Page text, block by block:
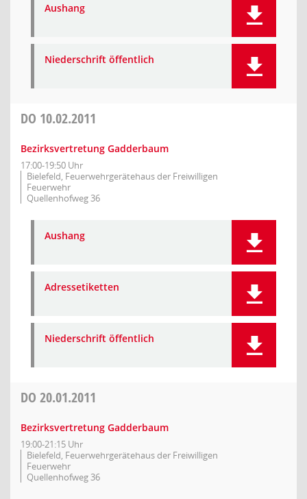
Aushang
Niederschrift öffentlich
DO 10.02.2011
Bezirksvertretung Gadderbaum
17:00-19:50 Uhr
Bielefeld, Feuerwehrgerätehaus der Freiwilligen
Feuerwehr
Quellenhofweg 36
Aushang
Adressetiketten
Niederschrift öffentlich
DO 20.01.2011
Bezirksvertretung Gadderbaum
19:00-21:15 Uhr
Bielefeld, Feuerwehrgerätehaus der Freiwilligen
Feuerwehr
Quellenhofweg 36